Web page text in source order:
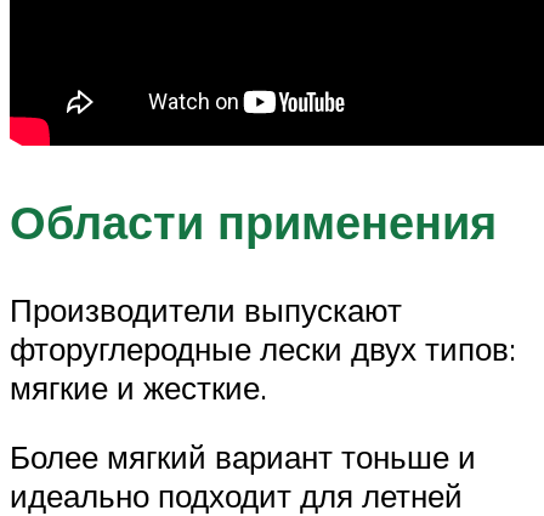
Области применения
Производители выпускают
фторуглеродные лески двух типов:
мягкие и жесткие.
Более мягкий вариант тоньше и
идеально подходит для летней